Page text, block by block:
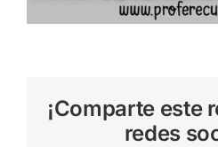
¡Comparte este
redes